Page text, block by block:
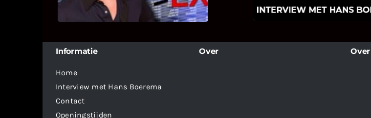
Informatie
Home
Interview met Hans Boerema
Contact
Openingstijden
Over Over